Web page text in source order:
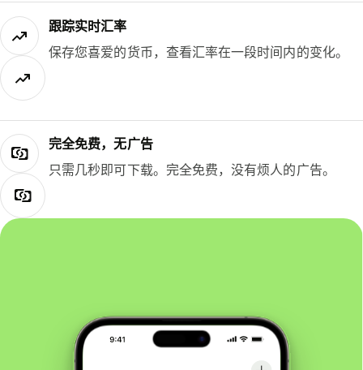
跟踪实时汇率
保存您喜爱的货币，查看汇率在一段时间内的变化。
完全免费，无广告
只需几秒即可下载。完全免费，没有烦人的广告。